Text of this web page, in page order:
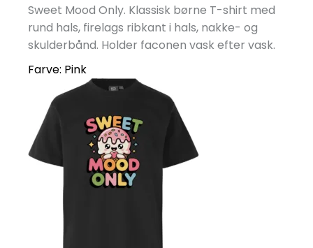
Sweet Mood Only. Klassisk børne T-shirt med
rund hals, firelags ribkant i hals, nakke- og
skulderbånd. Holder faconen vask efter vask.
Farve: Pink